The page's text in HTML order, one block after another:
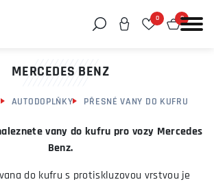
0 0
MERCEDES BENZ
AUTODOPLŇKY PŘESNÉ VANY DO KUFRU
vany do kufru pro vozy Mercedes
Benz.
do kufru s protiskluzovou vrstvou je